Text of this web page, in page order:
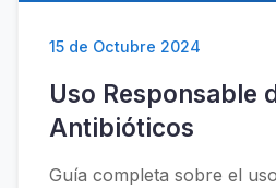
15 de Octubre 2024
Uso Responsable
Antibióticos
Guía completa sobre el